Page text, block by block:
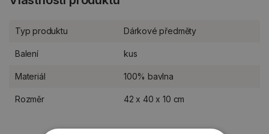
Typ produktu Dárkové předměty
Balení kus
Materiál 100% bavlna
Rozměr 42 x 40 x 10 cm